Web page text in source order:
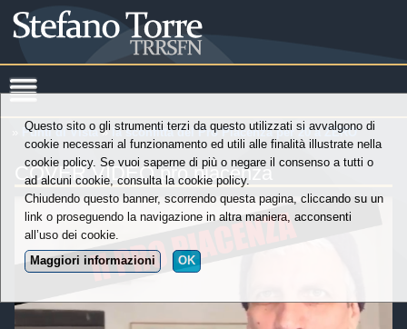
Punti di Vista » la sconfitta del Pro Piacenza per 20 a ZERO
COVER VIDEO pro piacenza
Questo sito o gli strumenti terzi da questo utilizzati si avvalgono di
cookie necessari al funzionamento ed utili alle finalità illustrate nella
cookie policy. Se vuoi saperne di più o negare il consenso a tutti o
ad alcuni cookie, consulta la cookie policy.
Chiudendo questo banner, scorrendo questa pagina, cliccando su un
link o proseguendo la navigazione in altra maniera, acconsenti
all’uso dei cookie.
Maggiori informazioni
OK